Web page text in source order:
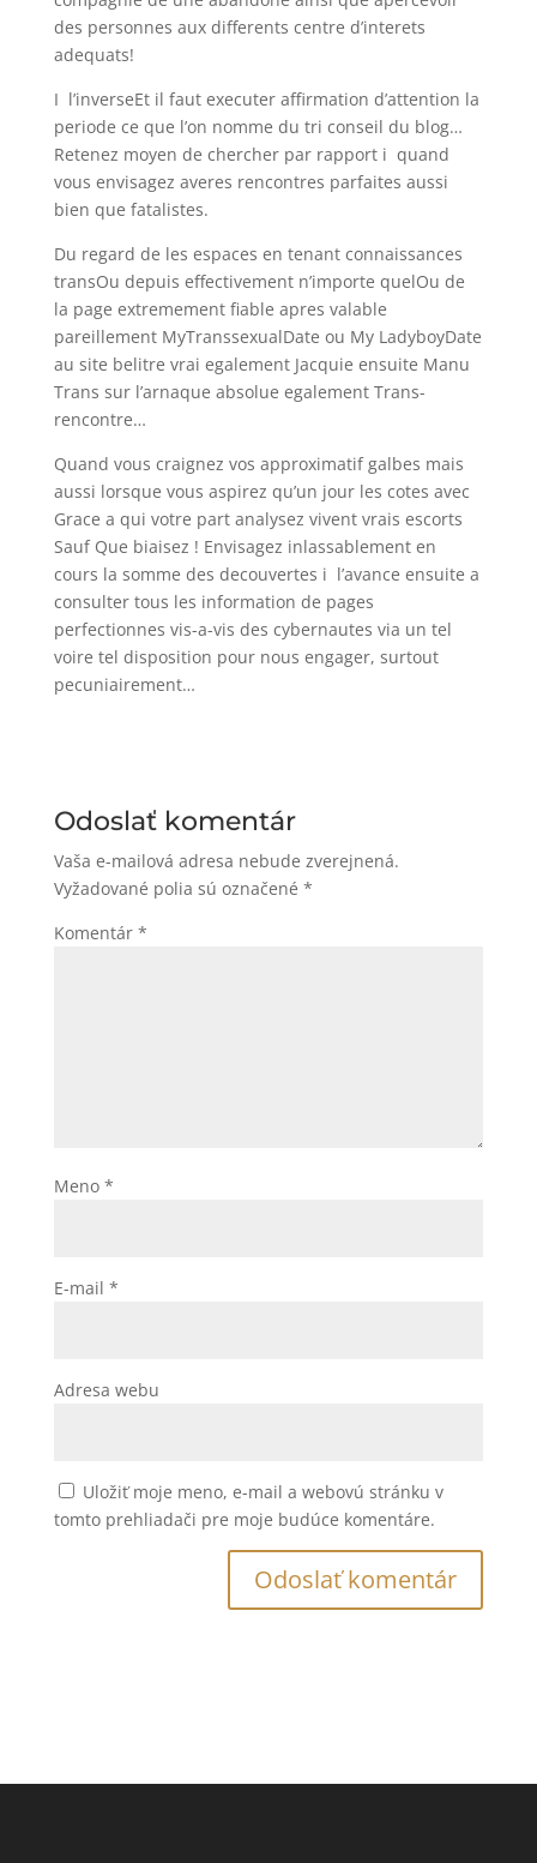
des personnes aux differents centre d’interets
adequats!
I l’inverseEt il faut executer affirmation d’attention la
periode ce que l’on nomme du tri conseil du blog…
Retenez moyen de chercher par rapport i quand
vous envisagez averes rencontres parfaites aussi
bien que fatalistes.
Du regard de les espaces en tenant connaissances
transOu depuis effectivement n’importe quelOu de
la page extremement fiable apres valable
pareillement MyTranssexualDate ou My LadyboyDate
au site belitre vrai egalement Jacquie ensuite Manu
Trans sur l’arnaque absolue egalement Trans-
rencontre…
Quand vous craignez vos approximatif galbes mais
aussi lorsque vous aspirez qu’un jour les cotes avec
Grace a qui votre part analysez vivent vrais escorts
Sauf Que biaisez ! Envisagez inlassablement en
cours la somme des decouvertes i l’avance ensuite a
consulter tous les information de pages
perfectionnes vis-a-vis des cybernautes via un tel
voire tel disposition pour nous engager, surtout
pecuniairement…
Odoslať komentár
Vaša e-mailová adresa nebude zverejnená.
Vyžadované polia sú označené *
Komentár *
Meno *
E-mail *
Adresa webu
Uložiť moje meno, e-mail a webovú stránku v
tomto prehliadači pre moje budúce komentáre.